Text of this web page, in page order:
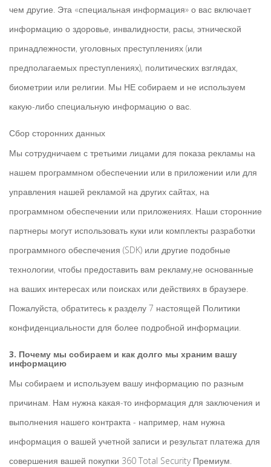
чем другие. Эта «специальная информация» о вас включает
информацию о здоровье, инвалидности, расы, этнической
принадлежности, уголовных преступлениях (или
предполагаемых преступлениях), политических взглядах,
биометрии или религии. Мы НЕ собираем и не используем
какую-либо специальную информацию о вас.
Сбор сторонних данных
Мы сотрудничаем с третьими лицами для показа рекламы на
нашем программном обеспечении или в приложении или для
управления нашей рекламой на других сайтах, на
программном обеспечении или приложениях. Наши сторонние
партнеры могут использовать куки или комплекты разработки
программного обеспечения (SDK) или другие подобные
технологии, чтобы предоставить вам рекламу,не основанные
на ваших интересах или поисках или действиях в браузере.
Пожалуйста, обратитесь к разделу 7 настоящей Политики
конфиденциальности для более подробной информации.
3. Почему мы собираем и как долго мы храним вашу
информацию
Мы собираем и используем вашу информацию по разным
причинам. Нам нужна какая-то информация для заключения и
выполнения нашего контракта - например, нам нужна
информация о вашей учетной записи и результат платежа для
совершения вашей покупки 360 Total Security Премиум.